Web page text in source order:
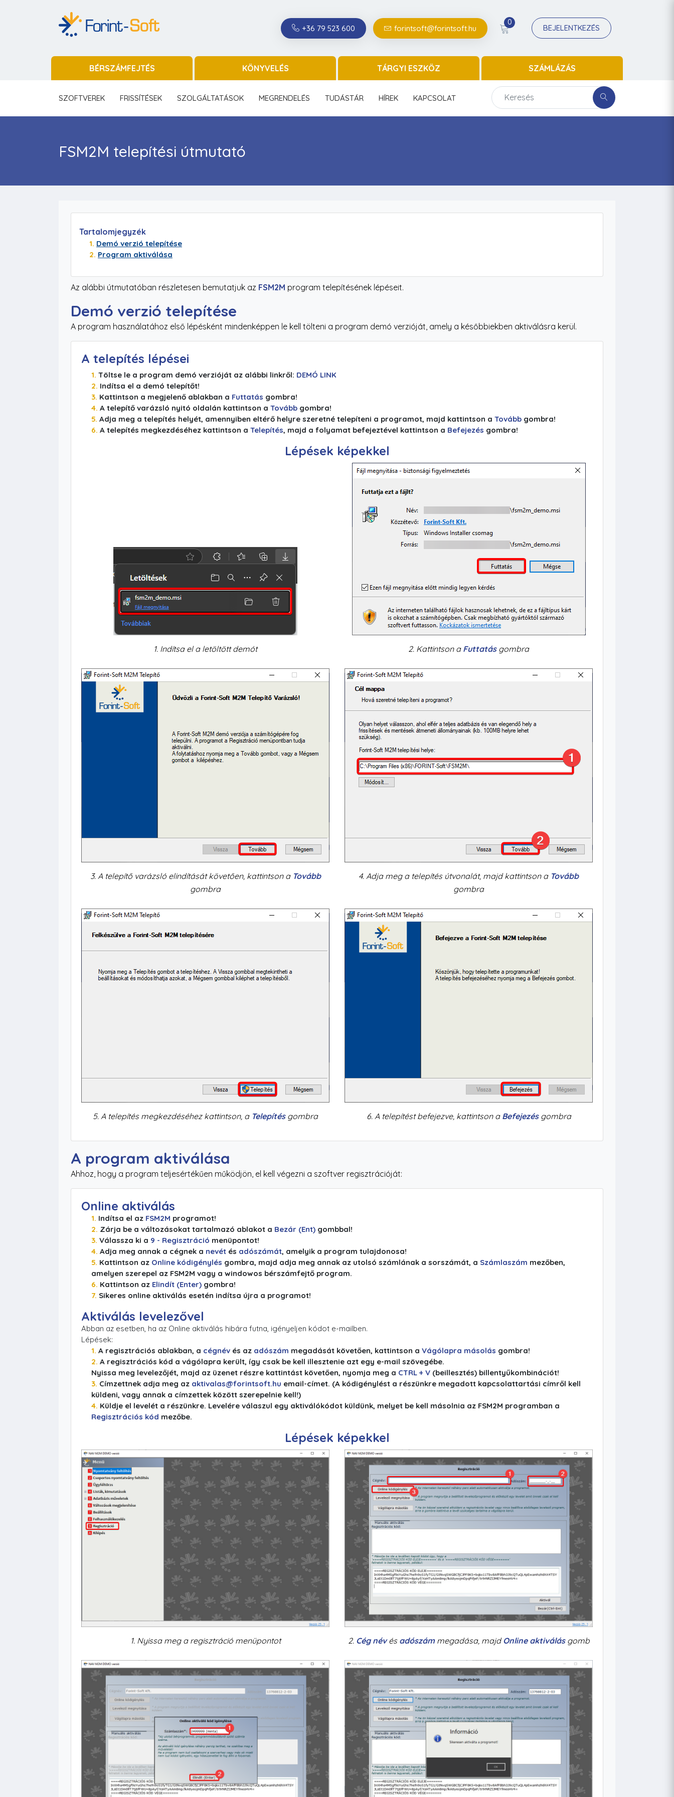
+36 79 523 600 forintsoft@forintsoft.hu
0
BEJELENTKEZÉS
BÉRSZÁMFEJTÉS KÖNYVELÉS TÁRGYI ESZKÖZ SZÁMLÁZÁS
SZOFTVEREK FRISSÍTÉSEK SZOLGÁLTATÁSOK MEGRENDELÉS TUDÁSTÁR HÍREK KAPCSOLAT
FSM2M telepítési útmutató
Tartalomjegyzék
Demó verzió telepítése
Program aktiválása
Az alábbi útmutatóban részletesen bemutatjuk az FSM2M program telepítésének lépéseit.
Demó verzió telepítése
A program használatához első lépésként mindenképpen le kell tölteni a program demó verzióját, amely a későbbiekben aktiválásra kerül.
A telepítés lépései
Töltse le a program demó verzióját az alábbi linkről: DEMÓ LINK
Indítsa el a demó telepítőt!
Kattintson a megjelenő ablakban a Futtatás gombra!
A telepítő varázsló nyitó oldalán kattintson a Tovább gombra!
Adja meg a telepítés helyét, amennyiben eltérő helyre szeretné telepíteni a programot, majd kattintson a Tovább gombra!
A telepítés megkezdéséhez kattintson a Telepítés, majd a folyamat befejeztével kattintson a Befejezés gombra!
Lépések képekkel
1. Indítsa el a letöltött demót 2. Kattintson a Futtatásgombra
3. A telepítő varázsló elindítását követően, kattintson a Tovább
gombra
4. Adja meg a telepítés útvonalát, majd kattintson a Tovább
gombra
5. A telepítés megkezdéséhez kattintson, a Telepítésgombra 6. A telepítést befejezve, kattintson a Befejezésgombra
A program aktiválása
Ahhoz, hogy a program teljesértékűen működjön, el kell végezni a szoftver regisztrációját:
Online aktiválás
Indítsa el az FSM2M programot!
Zárja be a változásokat tartalmazó ablakot a Bezár (Ent) gombbal!
Válassza ki a 9 - Regisztráció menüpontot!
Adja meg annak a cégnek a nevét és adószámát, amelyik a program tulajdonosa!
Kattintson az Online kódigénylés gombra, majd adja meg annak az utolsó számlának a sorszámát, a Számlaszám mezőben,
amelyen szerepel az FSM2M vagy a windowos bérszámfejtő program.
Kattintson az Elindít (Enter) gombra!
Sikeres online aktiválás esetén indítsa újra a programot!
Aktiválás levelezővel
Abban az esetben, ha az Online aktiválás hibára futna, igényeljen kódot e-mailben.
Lépések:
A regisztrációs ablakban, a cégnév és az adószám megadását követően, kattintson a Vágólapra másolás gombra!
A regisztrációs kód a vágólapra került, így csak be kell illesztenie azt egy e-mail szövegébe.
Nyissa meg levelezőjét, majd az üzenet részre kattintást követően, nyomja meg a CTRL + V (beillesztés) billentyűkombinációt!
Címzettnek adja meg az aktivalas@forintsoft.hu email-címet. (A kódigénylést a részünkre megadott kapcsolattartási címről kell
küldeni, vagy annak a címzettek között szerepelnie kell!)
Küldje el levelét a részünkre. Levelére válaszul egy aktiválókódot küldünk, melyet be kell másolnia az FSM2M programban a
Regisztrációs kód mezőbe.
Lépések képekkel
1. Nyissa meg a regisztráció menüpontot 2. Cég névés adószámmegadása, majdOnline aktiválásgomb